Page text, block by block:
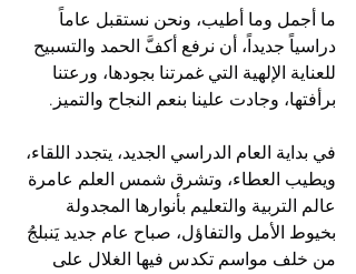
ما أجمل وما أطيب، ونحن نستقبل عاماً
دراسياً جديداً، أن نرفع أكفَّ الحمد والتسبيح
للعناية الإلهية التي غمرتنا بجودها، ورعتنا
برأفتها، وجادت علينا بنعم النجاح والتميز.
في بداية العام الدراسي الجديد، يتجدد اللقاء،
ويطيب العطاء، وتشرق شمس العلم عامرة
عالم التربية والتعليم بأنوارها المجدولة
بخيوط الأمل والتفاؤل، صباح عام جديد يَنبلجُ
من خلف مواسم تكدس فيها الغلال على